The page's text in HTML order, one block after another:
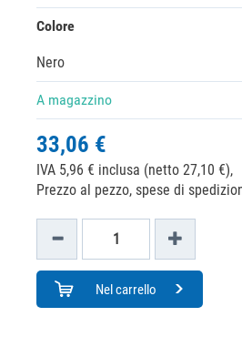
Colore
Nero
A magazzino
33,06 €
IVA 5,96 € inclusa (netto 27,10 €),
Prezzo al pezzo, spese di
Nel carrello